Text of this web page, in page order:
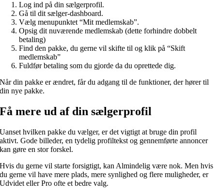
Log ind på din sælgerprofil.
Gå til dit sælger-dashboard.
Vælg menupunktet “Mit medlemskab”.
Opsig dit nuværende medlemskab (dette forhindre dobbelt
betaling)
Find den pakke, du gerne vil skifte til og klik på “Skift
medlemskab”
Fuldfør betaling som du gjorde da du oprettede dig.
Når din pakke er ændret, får du adgang til de funktioner, der hører til
din nye pakke.
Få mere ud af din sælgerprofil
Uanset hvilken pakke du vælger, er det vigtigt at bruge din profil
aktivt. Gode billeder, en tydelig profiltekst og gennemførte annoncer
kan gøre en stor forskel.
Hvis du gerne vil starte forsigtigt, kan Almindelig være nok. Men hvis
du gerne vil have mere plads, mere synlighed og flere muligheder, er
Udvidet eller Pro ofte et bedre valg.